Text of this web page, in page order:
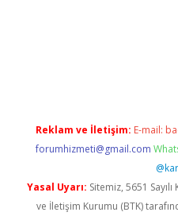
Reklam ve İletişim: E-mail:
forumhizmeti@gmail.com
Yasal Uyarı: Sitemiz, 5651
ve İletişim Kurumu (BTK)